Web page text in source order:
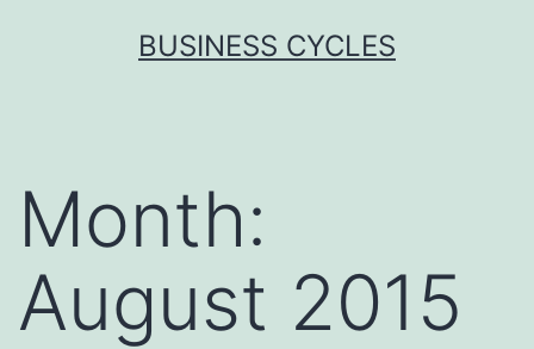
BUSINESS CYCLES
Month:
August 2015